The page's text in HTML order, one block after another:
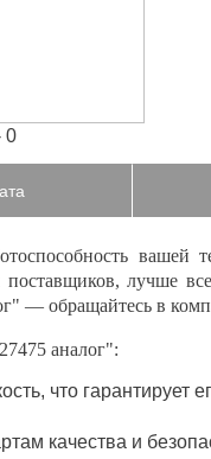
вашей
лучше
— обращайтесь в
аналог":
что гарантирует
качества и